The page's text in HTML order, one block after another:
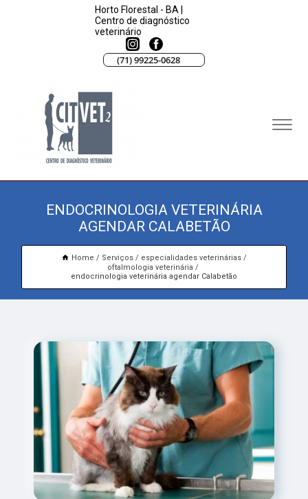
Horto Florestal - BA |
Centro de diagnóstico
veterinário
(71) 99225-0628
ENDOCRINOLOGIA VETERINÁRIA
AGENDAR CALABETÃO
Home Serviços
especialidades veterinárias
oftalmologia veterinária
endocrinologia veterinária agendar Calabetão